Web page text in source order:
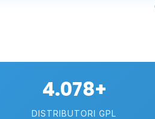
4.078+
DISTRIBUTORI GPL